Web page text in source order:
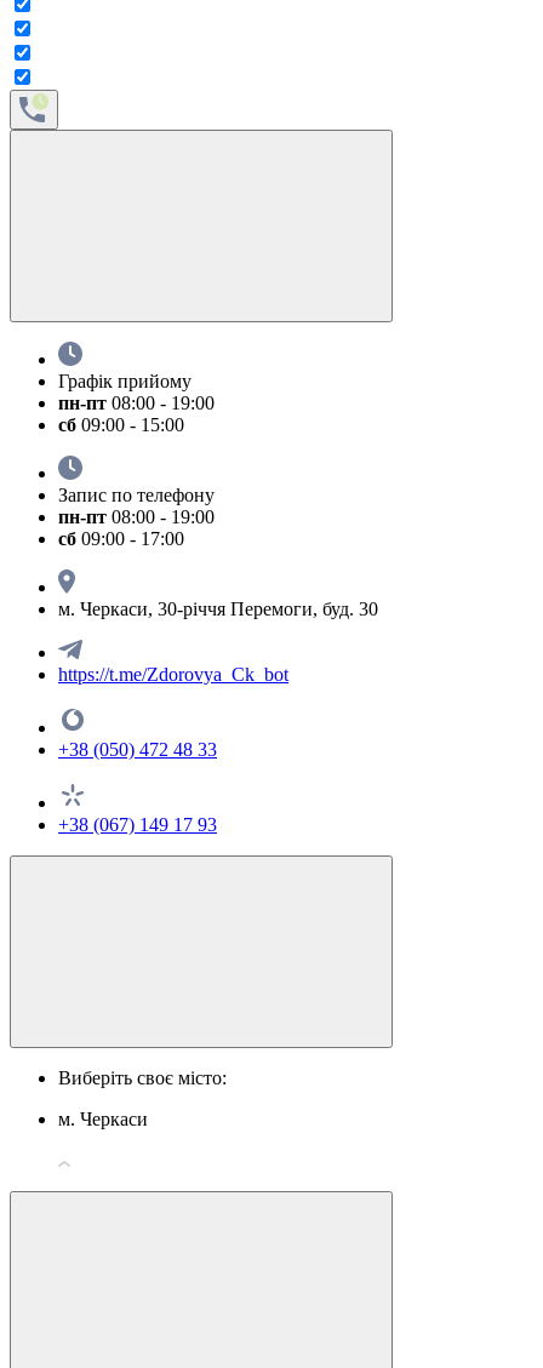
Графік прийому
пн-пт 08:00 - 19:00
сб 09:00 - 15:00
Запис по телефону
пн-пт 08:00 - 19:00
сб 09:00 - 17:00
м. Черкаси, 30-річчя Перемоги, буд. 30
https://t.me/Zdorovya_Ck_bot
+38 (050) 472 48 33
+38 (067) 149 17 93
Виберіть своє місто:
м. Черкаси